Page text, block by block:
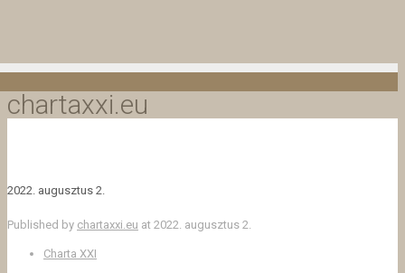
chartaxxi.eu
2022. augusztus 2.
Published by chartaxxi.eu at 2022. augusztus 2.
Charta XXI